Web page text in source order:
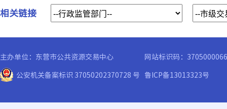
相关链接
主办单位：东营市公共资源交易中心
网站标识码：3705000066
公安机关备案标识 37050202370728 号 鲁ICP备13013323号